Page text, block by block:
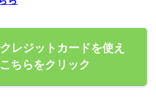
レジットカードを使え
ちらをクリック